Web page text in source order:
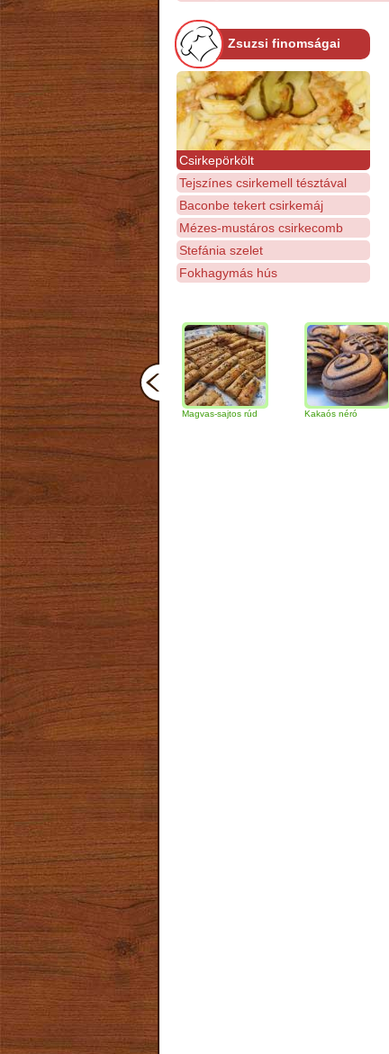
Zsuzsi finomságai
Csirkepörkölt
Tejszínes csirkemell tésztával
Baconbe tekert csirkemáj
Mézes-mustáros csirkecomb
Stefánia szelet
Fokhagymás hús
Csokoládés-diós
szendvics
Magvas-sajtos rúd Kakaós néró